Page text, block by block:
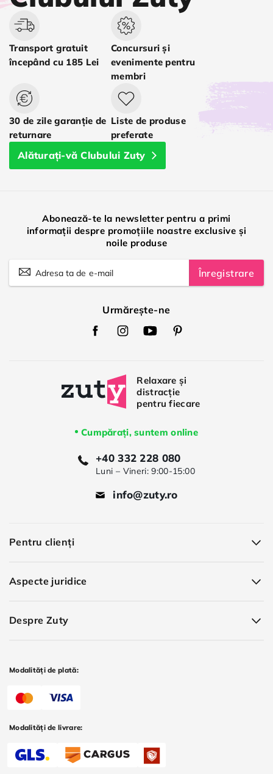
Transport gratuit
începând cu 185 Lei
Concursuri și
evenimente pentru
membri
30 de zile garanție de
returnare
Liste de produse
preferate
Alăturați-vă Clubului Zuty
Abonează-te la newsletter pentru a primi
informații despre promoțiile noastre exclusive și
noile produse
Înregistrare
Urmărește-ne
Zuty
Facebook
Zuty
Instagram
Zuty
Youtube
Zuty
Pinterest
Cumpărați, suntem online
+40 332 228 080
Luni – Vineri: 9:00-15:00
info@zuty.ro
Pentru clienți
Aspecte juridice
Despre Zuty
Modalități de plată:
Modalități de livrare: